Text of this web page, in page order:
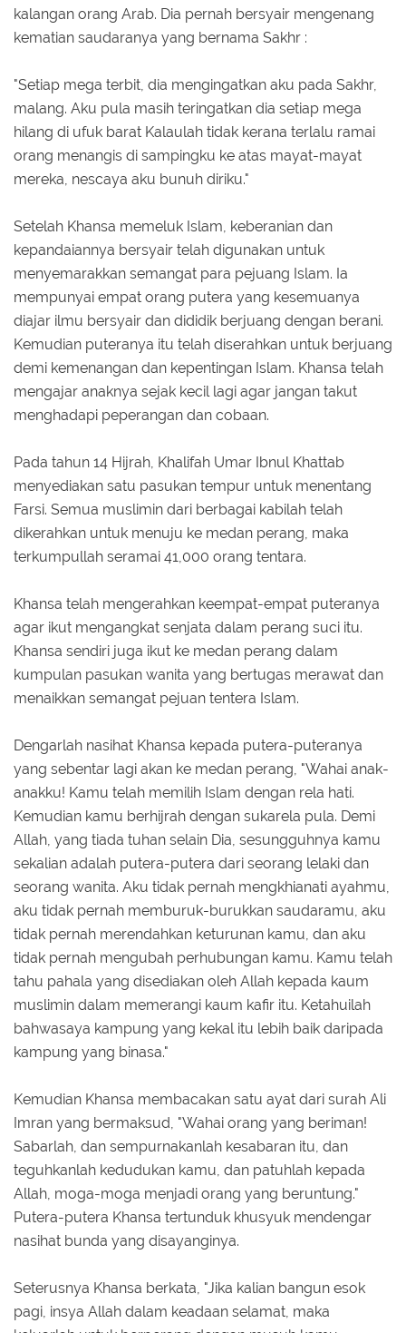
kalangan orang Arab. Dia pernah bersyair mengenang
kematian saudaranya yang bernama Sakhr :
"Setiap mega terbit, dia mengingatkan aku pada Sakhr,
malang. Aku pula masih teringatkan dia setiap mega
hilang di ufuk barat Kalaulah tidak kerana terlalu ramai
orang menangis di sampingku ke atas mayat-mayat
mereka, nescaya aku bunuh diriku."
Setelah Khansa memeluk Islam, keberanian dan
kepandaiannya bersyair telah digunakan untuk
menyemarakkan semangat para pejuang Islam. Ia
mempunyai empat orang putera yang kesemuanya
diajar ilmu bersyair dan dididik berjuang dengan berani.
Kemudian puteranya itu telah diserahkan untuk berjuang
demi kemenangan dan kepentingan Islam. Khansa telah
mengajar anaknya sejak kecil lagi agar jangan takut
menghadapi peperangan dan cobaan.
Pada tahun 14 Hijrah, Khalifah Umar Ibnul Khattab
menyediakan satu pasukan tempur untuk menentang
Farsi. Semua muslimin dari berbagai kabilah telah
dikerahkan untuk menuju ke medan perang, maka
terkumpullah seramai 41,000 orang tentara.
Khansa telah mengerahkan keempat-empat puteranya
agar ikut mengangkat senjata dalam perang suci itu.
Khansa sendiri juga ikut ke medan perang dalam
kumpulan pasukan wanita yang bertugas merawat dan
menaikkan semangat pejuan tentera Islam.
Dengarlah nasihat Khansa kepada putera-puteranya
yang sebentar lagi akan ke medan perang, "Wahai anak-
anakku! Kamu telah memilih Islam dengan rela hati.
Kemudian kamu berhijrah dengan sukarela pula. Demi
Allah, yang tiada tuhan selain Dia, sesungguhnya kamu
sekalian adalah putera-putera dari seorang lelaki dan
seorang wanita. Aku tidak pernah mengkhianati ayahmu,
aku tidak pernah memburuk-burukkan saudaramu, aku
tidak pernah merendahkan keturunan kamu, dan aku
tidak pernah mengubah perhubungan kamu. Kamu telah
tahu pahala yang disediakan oleh Allah kepada kaum
muslimin dalam memerangi kaum kafir itu. Ketahuilah
bahwasaya kampung yang kekal itu lebih baik daripada
kampung yang binasa."
Kemudian Khansa membacakan satu ayat dari surah Ali
Imran yang bermaksud, "Wahai orang yang beriman!
Sabarlah, dan sempurnakanlah kesabaran itu, dan
teguhkanlah kedudukan kamu, dan patuhlah kepada
Allah, moga-moga menjadi orang yang beruntung."
Putera-putera Khansa tertunduk khusyuk mendengar
nasihat bunda yang disayanginya.
Seterusnya Khansa berkata, "Jika kalian bangun esok
pagi, insya Allah dalam keadaan selamat, maka